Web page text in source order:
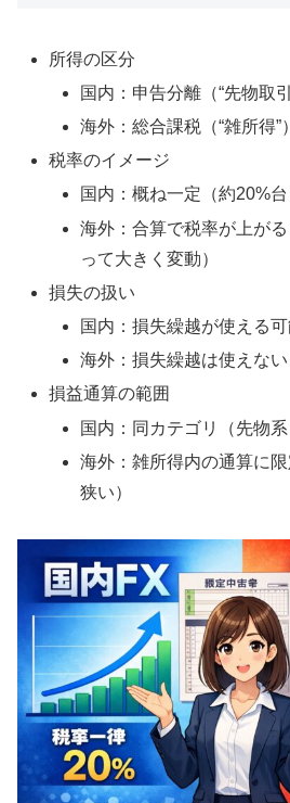
所得の区分
国内：申告分離（“先物取
海外：総合課税（“雑所得”）
税率のイメージ
国内：概ね一定（約20%台
海外：合算で税率が上が
って大きく変動）
損失の扱い
国内：損失繰越が使える可
海外：損失繰越は使えな
損益通算の範囲
国内：同カテゴリ（先物
海外：雑所得内の通算に
狭い）